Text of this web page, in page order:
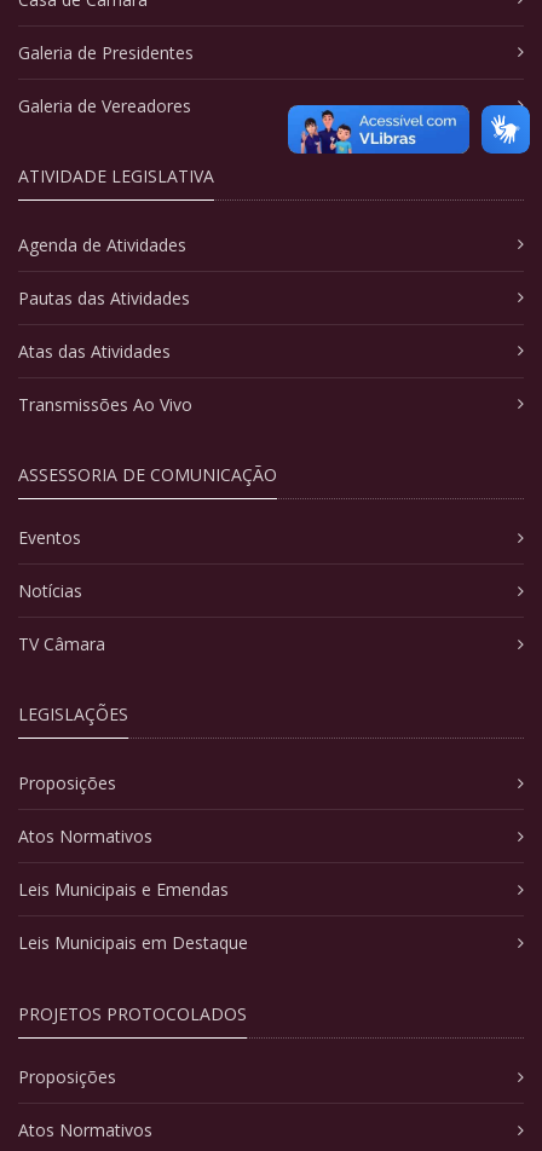
Galeria de Presidentes
Galeria de Vereadores
ATIVIDADE LEGISLATIVA
Agenda de Atividades
Pautas das Atividades
Atas das Atividades
Transmissões Ao Vivo
ASSESSORIA DE COMUNICAÇÃO
Eventos
Notícias
TV Câmara
LEGISLAÇÕES
Proposições
Atos Normativos
Leis Municipais e Emendas
Leis Municipais em Destaque
PROJETOS PROTOCOLADOS
Proposições
Atos Normativos